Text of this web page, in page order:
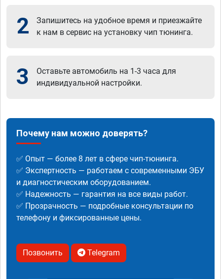
2
Запишитесь на удобное время и приезжайте
к нам в сервис на установку чип тюнинга.
3
Оставьте автомобиль на 1-3 часа для
индивидуальной настройки.
Почему нам можно доверять?
✅ Опыт — более 8 лет в сфере чип-тюнинга.
✅ Экспертность — работаем с современными ЭБУ
и диагностическим оборудованием.
✅ Надежность — гарантия на все виды работ.
✅ Прозрачность — подробные консультации по
телефону и фиксированные цены.
Позвонить Telegram